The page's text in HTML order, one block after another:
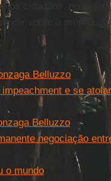
os cidadãos, no
sobre a própria
Belluzzo
e se
Belluzzo
negociação
o mundo